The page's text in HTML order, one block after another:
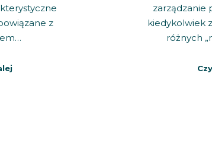
z
zarządzanie
kiedykolwiek
różnych